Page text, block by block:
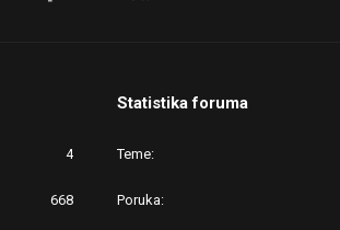
4
668
Statistika foruma
Teme
Poruka